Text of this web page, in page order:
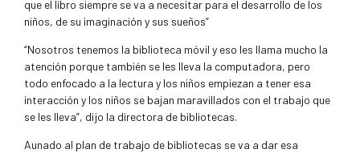
que el libro siempre se va a necesitar para el desarrollo de los
niños, de su imaginación y sus sueños”
“Nosotros tenemos la biblioteca móvil y eso les llama mucho la
atención porque también se les lleva la computadora, pero
todo enfocado a la lectura y los niños empiezan a tener esa
interacción y los niños se bajan maravillados con el trabajo que
se les lleva”, dijo la directora de bibliotecas.
Aunado al plan de trabajo de bibliotecas se va a dar esa